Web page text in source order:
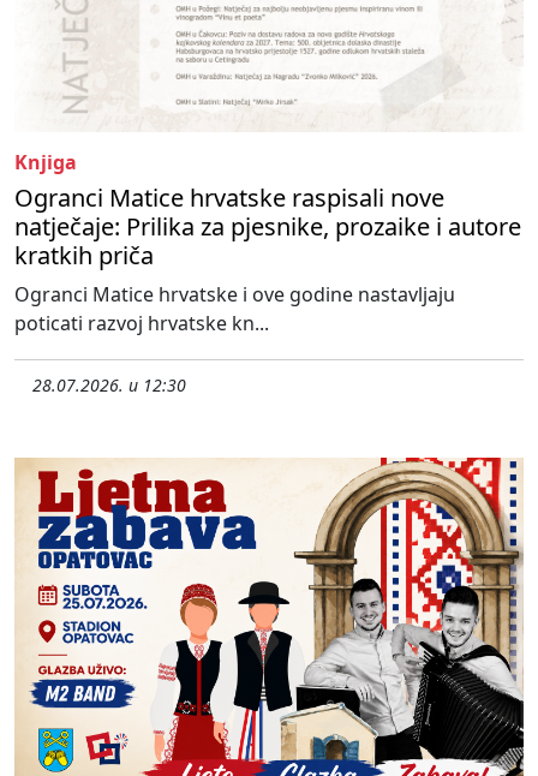
Knjiga
Ogranci Matice hrvatske raspisali nove
natječaje: Prilika za pjesnike, prozaike i autore
kratkih priča
Ogranci Matice hrvatske i ove godine nastavljaju
poticati razvoj hrvatske kn...
28.07.2026. u 12:30